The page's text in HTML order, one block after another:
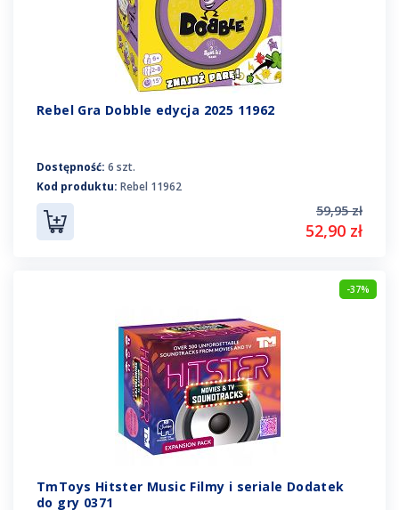
Rebel Gra Dobble edycja 2025 11962
Dostępność: 6 szt.
Kod produktu: Rebel 11962
59,95 zł
52,90 zł
-37%
TmToys Hitster Music Filmy i seriale Dodatek
do gry 0371